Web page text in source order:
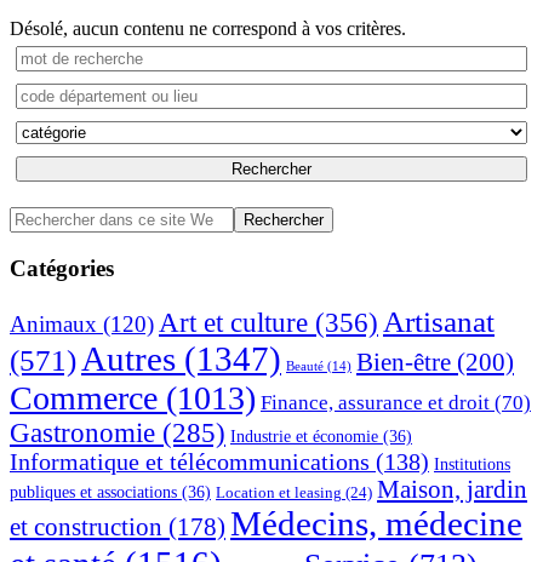
Désolé, aucun contenu ne correspond à vos critères.
Barre
latérale
principale
Rechercher
dans
ce
site
Catégories
Animaux (120)Art et culture (356) Artisanat
(571) Autres (1347) Beauté (14) Bien-être (200)
Commerce (1013) Finance, assurance et droit (70)
Gastronomie (285) Industrie et économie (36)
Informatique et télécommunications (138) Institutions
publiques et associations (36) Location et leasing (24) Maison, jardin
et construction (178) Médecins, médecine